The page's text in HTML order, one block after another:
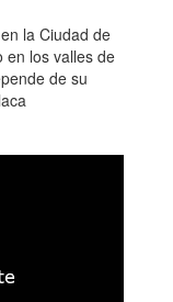
la Ciudad de
en los valles de
de su